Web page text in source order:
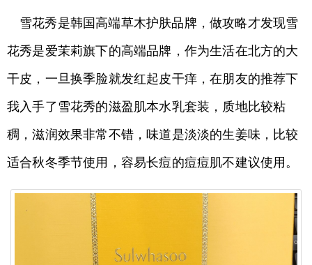
雪花秀是韩国高端草木护肤品牌，做攻略才发现雪
花秀是爱茉莉旗下的高端品牌，作为生活在北方的大
干皮，一旦换季脸就发红起皮干痒，在朋友的推荐下
我入手了雪花秀的滋盈肌本水乳套装，质地比较粘
稠，滋润效果非常不错，味道是淡淡的生姜味，比较
适合秋冬季节使用，容易长痘的痘痘肌不建议使用。